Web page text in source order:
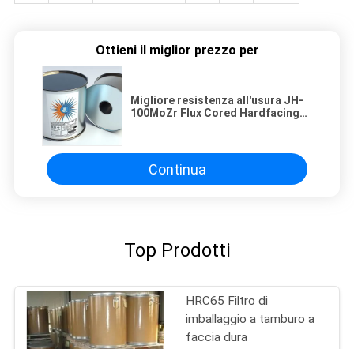
Ottieni il miglior prezzo per
Migliore resistenza all'usura JH-
100MoZr Flux Cored Hardfacing
Continua
Top Prodotti
HRC65 Filtro di
imballaggio a tamburo a
faccia dura